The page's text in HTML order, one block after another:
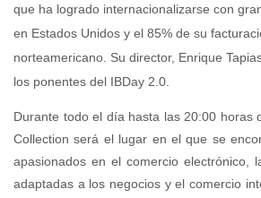
que ha logrado internacionalizarse con
en Estados Unidos y el 85% de su
norteamericano. Su director, Enrique
los ponentes del IBDay 2.0.
Durante todo el día hasta las 20:00 horas
Collection será el lugar en el que se
apasionados en el comercio electrónico,
adaptadas a los negocios y el comercio